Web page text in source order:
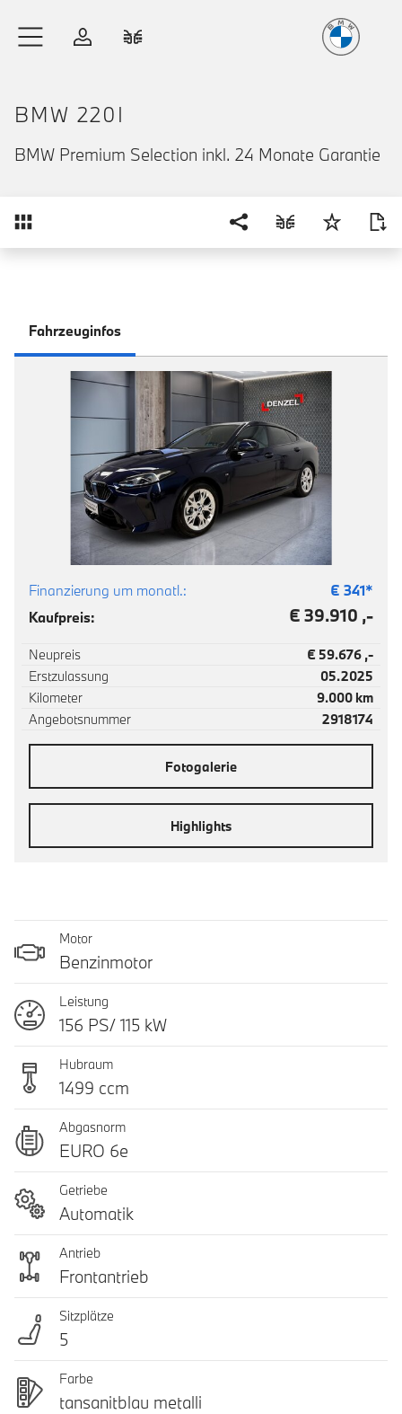
Anmelden
BMW 220I
BMW Premium Selection inkl. 24 Monate Garantie
Fahrzeuginfos
Finanzierung um monatl.: € 341*
Kaufpreis:
€ 39.910 ,-
Neupreis
€ 59.676 ,-
Erstzulassung
05.2025
Kilometer
9.000 km
Angebotsnummer
2918174
Fotogalerie
Highlights
Motor
Benzinmotor
Leistung
156 PS/ 115 kW
Hubraum
1499 ccm
Abgasnorm
EURO 6e
Getriebe
Automatik
Antrieb
Frontantrieb
Sitzplätze
5
Farbe
tansanitblau metalli